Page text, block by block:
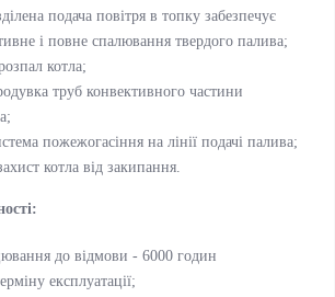
подача повітря в топку забезпечує
і повне спалювання твердого палива;
котла;
труб конвективного частини
пожежогасіння на лінії подачі палива;
котла від закипання.
до відмови - 6000 годин
експлуатації;